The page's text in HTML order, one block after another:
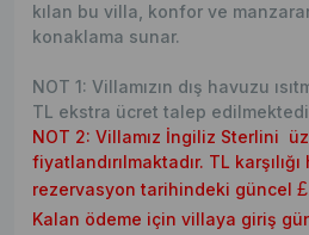
kılan bu villa, konfor ve
konaklama sunar.
NOT 1: Villamızın dış havuzu
TL ekstra ücret talep
NOT 2: Villamız İngiliz Sterlini
fiyatlandırılmaktadır. TL
rezervasyon tarihindeki güncel £
Kalan ödeme için villaya giriş